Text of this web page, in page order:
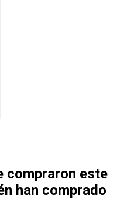
compraron este
han comprado